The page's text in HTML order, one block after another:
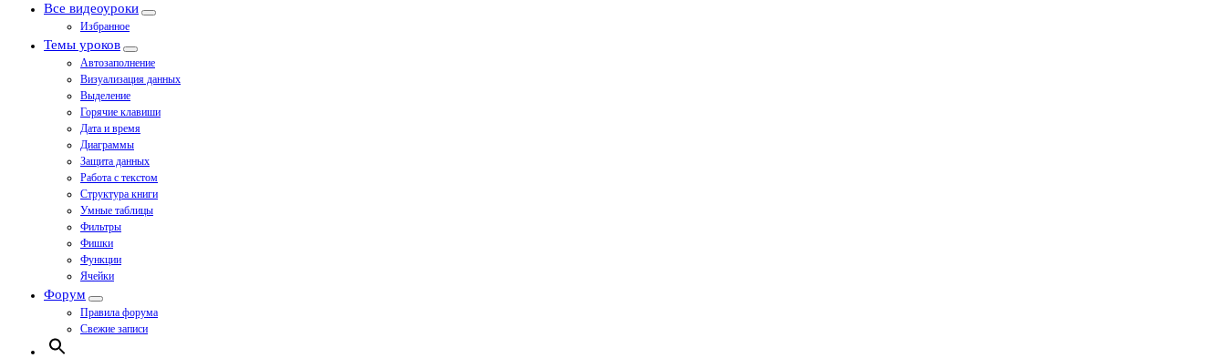
Все видеоуроки
Избранное
Темы уроков
Автозаполнение
Визуализация данных
Выделение
Горячие клавиши
Дата и время
Диаграммы
Защита данных
Работа с текстом
Структура книги
Умные таблицы
Фильтры
Фишки
Функции
Ячейки
Форум
Правила форума
Свежие записи